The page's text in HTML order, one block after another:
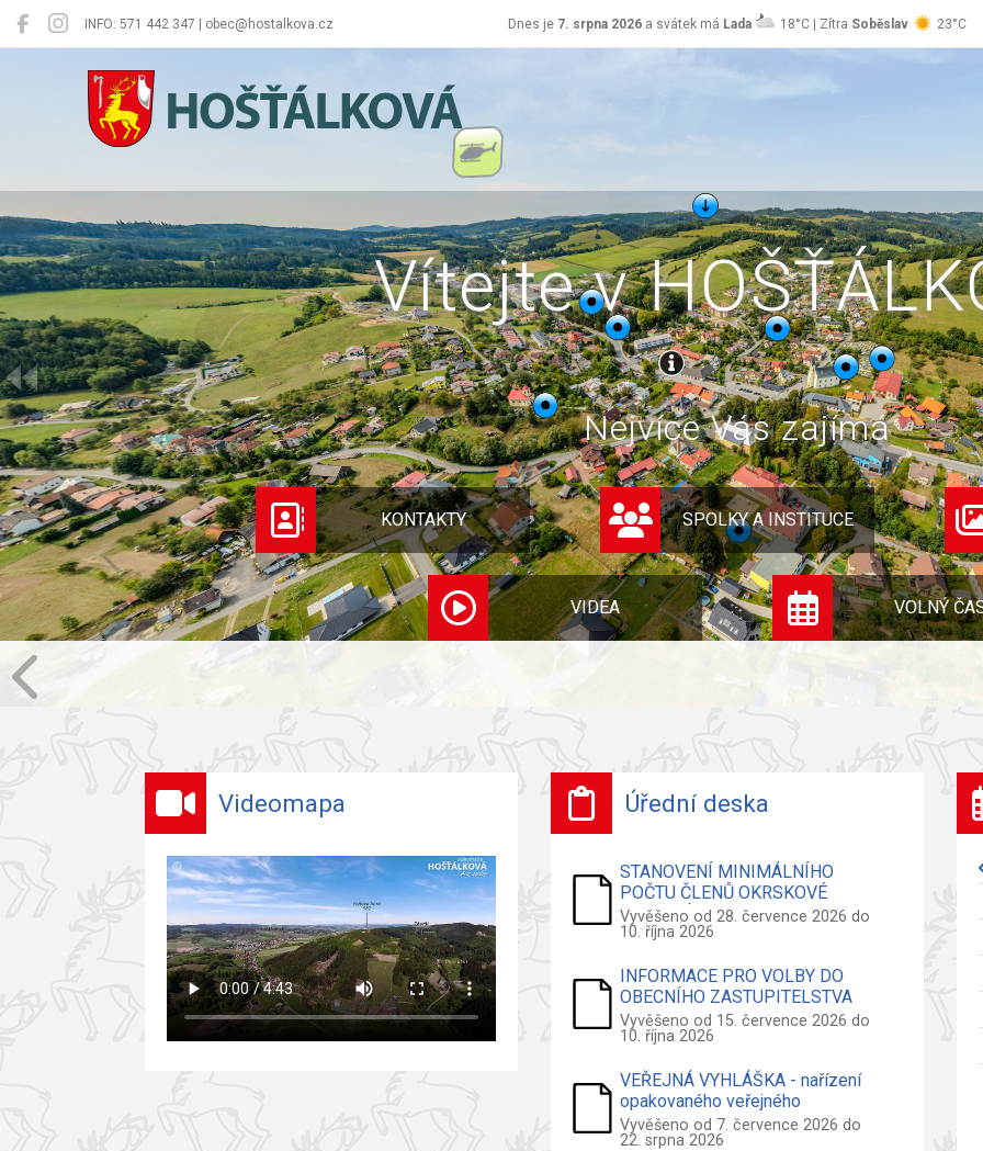
INFO: 571 442 347 | obec@hostalkova.cz Dnes je 7. srpna 2026 a svátek má Lada 18°C | Zítra Soběslav 23°C
Hošťálková
Vítejte v
Nejvíce Vás zajímá
KONTAKTY SPOLKY A INSTITUCE
VIDEA VOLNÝ
Videomapa Úřední deska
STANOVENÍ MINIMÁLNÍHO
POČTU ČLENŮ OKRSKOVÉ
VOLEBNÍ KOMISE - VOLBY DO
ZASTUPITELSTVA OBCE
Vyvěšeno od 28. července 2026 do
10. října 2026
INFORMACE PRO VOLBY DO
OBECNÍHO ZASTUPITELSTVA
2026
Vyvěšeno od 15. července 2026 do
10. října 2026
VEŘEJNÁ VYHLÁŠKA - nařízení
opakovaného veřejného
projednání návrhu územního plánu
Vyvěšeno od 7. července 2026 do
22. srpna 2026